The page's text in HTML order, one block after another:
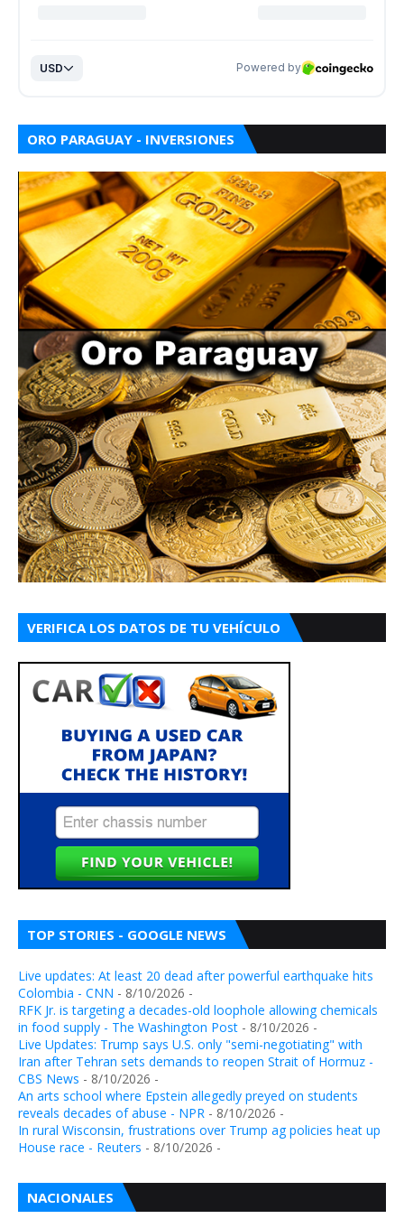
ORO PARAGUAY - INVERSIONES
VERIFICA LOS DATOS DE TU VEHÍCULO
TOP STORIES - GOOGLE NEWS
Live updates: At least 20 dead after powerful earthquake hits
Colombia - CNN - 8/10/2026 -
RFK Jr. is targeting a decades-old loophole allowing chemicals
in food supply - The Washington Post - 8/10/2026 -
Live Updates: Trump says U.S. only "semi-negotiating" with
Iran after Tehran sets demands to reopen Strait of Hormuz -
CBS News - 8/10/2026 -
An arts school where Epstein allegedly preyed on students
reveals decades of abuse - NPR - 8/10/2026 -
In rural Wisconsin, frustrations over Trump ag policies heat up
House race - Reuters - 8/10/2026 -
NACIONALES